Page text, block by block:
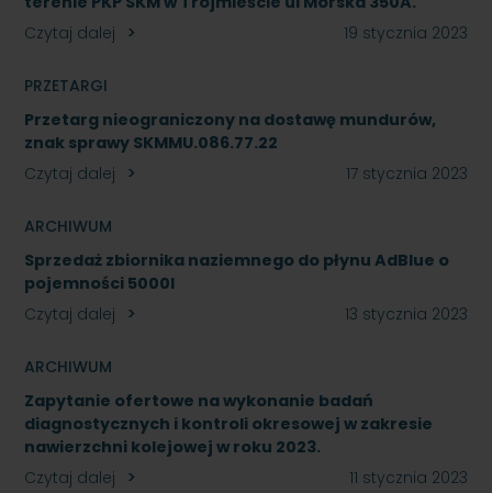
Czytaj dalej
19 stycznia 2023
PRZETARGI
Przetarg nieograniczony na dostawę mundurów,
znak sprawy SKMMU.086.77.22
Czytaj dalej
17 stycznia 2023
ARCHIWUM
Sprzedaż zbiornika naziemnego do płynu AdBlue o
pojemności 5000l
Czytaj dalej
13 stycznia 2023
ARCHIWUM
Zapytanie ofertowe na wykonanie badań
diagnostycznych i kontroli okresowej w zakresie
nawierzchni kolejowej w roku 2023.
Czytaj dalej
11 stycznia 2023